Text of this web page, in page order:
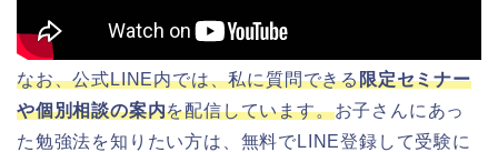
なお、公式LINE内では、私に質問できる限定セミナー
や個別相談の案内を配信しています。お子さんにあっ
た勉強法を知りたい方は、 無料でLINE登録して受験に